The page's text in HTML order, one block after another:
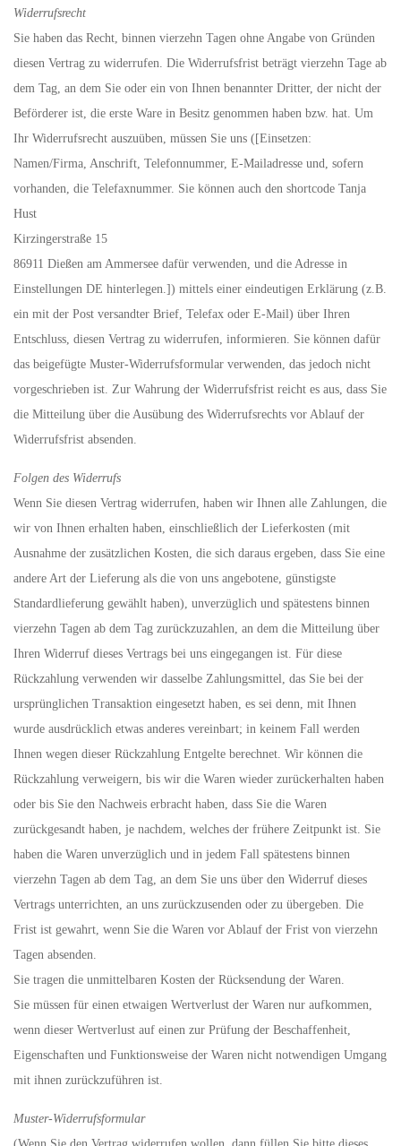
Widerrufsrecht
Sie haben das Recht, binnen vierzehn Tagen ohne Angabe von Gründen
diesen Vertrag zu widerrufen. Die Widerrufsfrist beträgt vierzehn Tage ab
dem Tag, an dem Sie oder ein von Ihnen benannter Dritter, der nicht der
Beförderer ist, die erste Ware in Besitz genommen haben bzw. hat. Um
Ihr Widerrufsrecht auszuüben, müssen Sie uns ([Einsetzen:
Namen/Firma, Anschrift, Telefonnummer, E-Mailadresse und, sofern
vorhanden, die Telefaxnummer. Sie können auch den shortcode Tanja
Hust
Kirzingerstraße 15
86911 Dießen am Ammersee dafür verwenden, und die Adresse in
Einstellungen DE hinterlegen.]) mittels einer eindeutigen Erklärung (z.B.
ein mit der Post versandter Brief, Telefax oder E-Mail) über Ihren
Entschluss, diesen Vertrag zu widerrufen, informieren. Sie können dafür
das beigefügte Muster-Widerrufsformular verwenden, das jedoch nicht
vorgeschrieben ist. Zur Wahrung der Widerrufsfrist reicht es aus, dass Sie
die Mitteilung über die Ausübung des Widerrufsrechts vor Ablauf der
Widerrufsfrist absenden.
Folgen des Widerrufs
Wenn Sie diesen Vertrag widerrufen, haben wir Ihnen alle Zahlungen, die
wir von Ihnen erhalten haben, einschließlich der Lieferkosten (mit
Ausnahme der zusätzlichen Kosten, die sich daraus ergeben, dass Sie eine
andere Art der Lieferung als die von uns angebotene, günstigste
Standardlieferung gewählt haben), unverzüglich und spätestens binnen
vierzehn Tagen ab dem Tag zurückzuzahlen, an dem die Mitteilung über
Ihren Widerruf dieses Vertrags bei uns eingegangen ist. Für diese
Rückzahlung verwenden wir dasselbe Zahlungsmittel, das Sie bei der
ursprünglichen Transaktion eingesetzt haben, es sei denn, mit Ihnen
wurde ausdrücklich etwas anderes vereinbart; in keinem Fall werden
Ihnen wegen dieser Rückzahlung Entgelte berechnet. Wir können die
Rückzahlung verweigern, bis wir die Waren wieder zurückerhalten haben
oder bis Sie den Nachweis erbracht haben, dass Sie die Waren
zurückgesandt haben, je nachdem, welches der frühere Zeitpunkt ist. Sie
haben die Waren unverzüglich und in jedem Fall spätestens binnen
vierzehn Tagen ab dem Tag, an dem Sie uns über den Widerruf dieses
Vertrags unterrichten, an uns zurückzusenden oder zu übergeben. Die
Frist ist gewahrt, wenn Sie die Waren vor Ablauf der Frist von vierzehn
Tagen absenden.
Sie tragen die unmittelbaren Kosten der Rücksendung der Waren.
Sie müssen für einen etwaigen Wertverlust der Waren nur aufkommen,
wenn dieser Wertverlust auf einen zur Prüfung der Beschaffenheit,
Eigenschaften und Funktionsweise der Waren nicht notwendigen Umgang
mit ihnen zurückzuführen ist.
Muster-Widerrufsformular